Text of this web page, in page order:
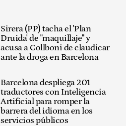
Sirera (PP) tacha el 'Plan
Druida' de "maquillaje" y
acusa a Collboni de claudicar
ante la droga en Barcelona
Barcelona despliega 201
traductores con Inteligencia
Artificial para romper la
barrera del idioma en los
servicios públicos